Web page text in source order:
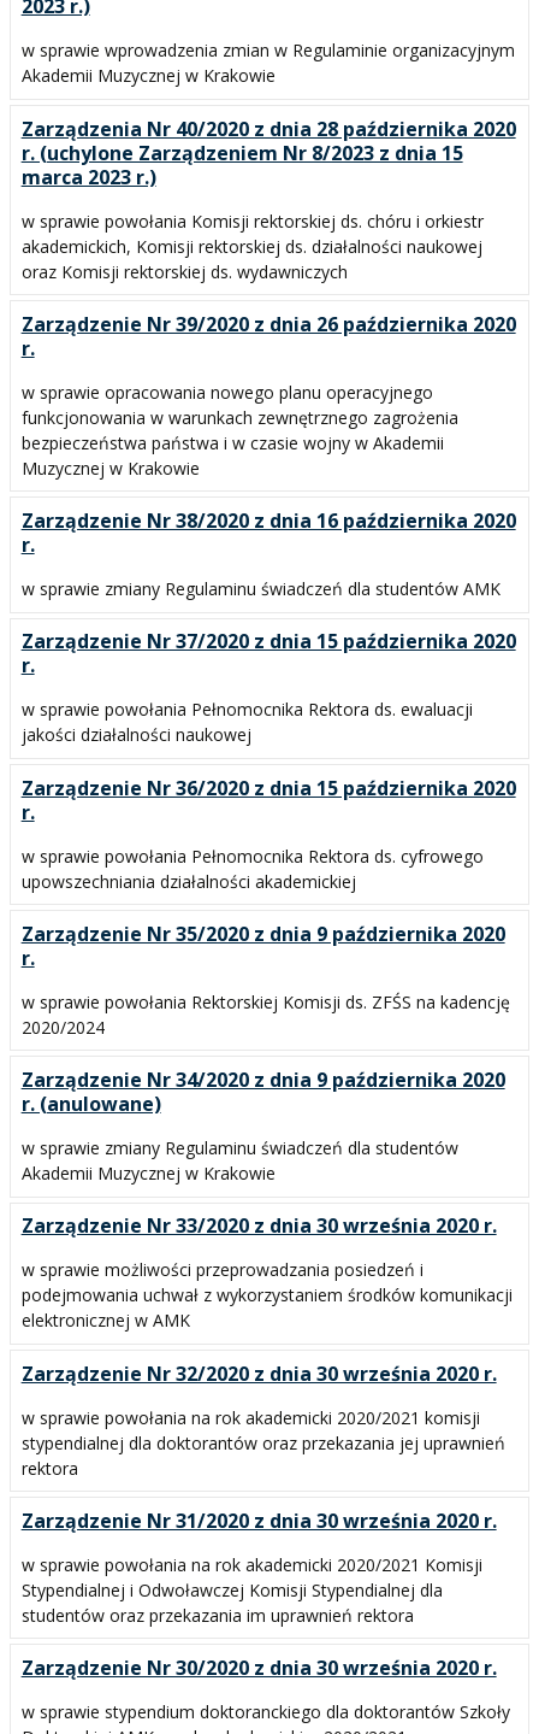
2023 r.)
w sprawie wprowadzenia zmian w Regulaminie organizacyjnym
Akademii Muzycznej w Krakowie
Zarządzenia Nr 40/2020 z dnia 28 października 2020
r. (uchylone Zarządzeniem Nr 8/2023 z dnia 15
marca 2023 r.)
w sprawie powołania Komisji rektorskiej ds. chóru i orkiestr
akademickich, Komisji rektorskiej ds. działalności naukowej
oraz Komisji rektorskiej ds. wydawniczych
Zarządzenie Nr 39/2020 z dnia 26 października 2020
r.
w sprawie opracowania nowego planu operacyjnego
funkcjonowania w warunkach zewnętrznego zagrożenia
bezpieczeństwa państwa i w czasie wojny w Akademii
Muzycznej w Krakowie
Zarządzenie Nr 38/2020 z dnia 16 października 2020
r.
w sprawie zmiany Regulaminu świadczeń dla studentów AMK
Zarządzenie Nr 37/2020 z dnia 15 października 2020
r.
w sprawie powołania Pełnomocnika Rektora ds. ewaluacji
jakości działalności naukowej
Zarządzenie Nr 36/2020 z dnia 15 października 2020
r.
w sprawie powołania Pełnomocnika Rektora ds. cyfrowego
upowszechniania działalności akademickiej
Zarządzenie Nr 35/2020 z dnia 9 października 2020
r.
w sprawie powołania Rektorskiej Komisji ds. ZFŚS na kadencję
2020/2024
Zarządzenie Nr 34/2020 z dnia 9 października 2020
r. (anulowane)
w sprawie zmiany Regulaminu świadczeń dla studentów
Akademii Muzycznej w Krakowie
Zarządzenie Nr 33/2020 z dnia 30 września 2020 r.
w sprawie możliwości przeprowadzania posiedzeń i
podejmowania uchwał z wykorzystaniem środków komunikacji
elektronicznej w AMK
Zarządzenie Nr 32/2020 z dnia 30 września 2020 r.
w sprawie powołania na rok akademicki 2020/2021 komisji
stypendialnej dla doktorantów oraz przekazania jej uprawnień
rektora
Zarządzenie Nr 31/2020 z dnia 30 września 2020 r.
w sprawie powołania na rok akademicki 2020/2021 Komisji
Stypendialnej i Odwoławczej Komisji Stypendialnej dla
studentów oraz przekazania im uprawnień rektora
Zarządzenie Nr 30/2020 z dnia 30 września 2020 r.
w sprawie stypendium doktoranckiego dla doktorantów Szkoły